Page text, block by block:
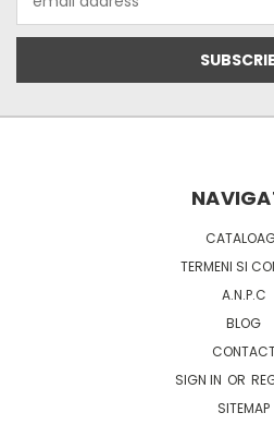
Address
TERMENI SI
A.N.P.C
BLOG
SIGN IN OR
SITEMAP